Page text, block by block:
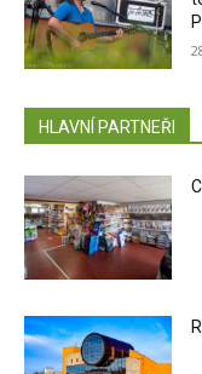
HLAVNÍ PARTNEŘI